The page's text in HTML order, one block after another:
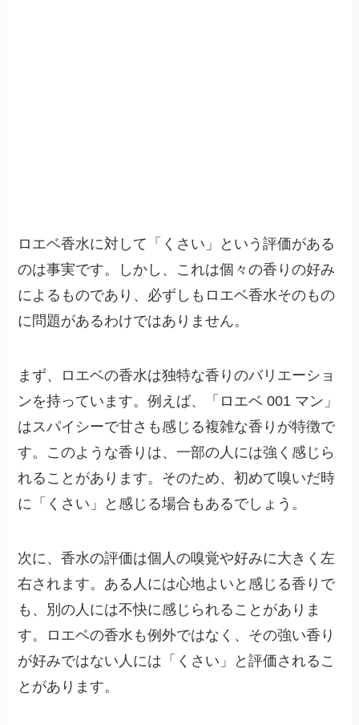
ロエベ香水に対して「くさい」という評価がある
のは事実です。しかし、これは個々の香りの好み
によるものであり、必ずしもロエベ香水そのもの
に問題があるわけではありません。
まず、ロエベの香水は独特な香りのバリエーショ
ンを持っています。例えば、「ロエベ 001 マン」
はスパイシーで甘さも感じる複雑な香りが特徴で
す。このような香りは、一部の人には強く感じら
れることがあります。そのため、初めて嗅いだ時
に「くさい」と感じる場合もあるでしょう。
次に、香水の評価は個人の嗅覚や好みに大きく左
右されます。ある人には心地よいと感じる香りで
も、別の人には不快に感じられることがありま
す。ロエベの香水も例外ではなく、その強い香り
が好みではない人には「くさい」と評価されるこ
とがあります。